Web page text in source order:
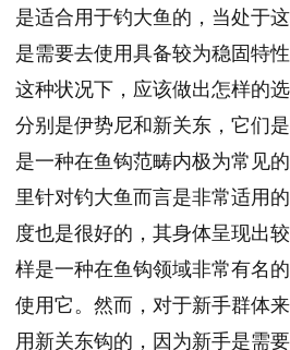
是适合用于钓大鱼的，当处于
是需要去使用具备较为稳固特
这种状况下，应该做出怎样的
分别是伊势尼和新关东，它们
是一种在鱼钩范畴内极为常见
里针对钓大鱼而言是非常适用
度也是很好的，其身体呈现出
样是一种在鱼钩领域非常有名
使用它。然而，对于新手群体
用新关东钩的，因为新手是需